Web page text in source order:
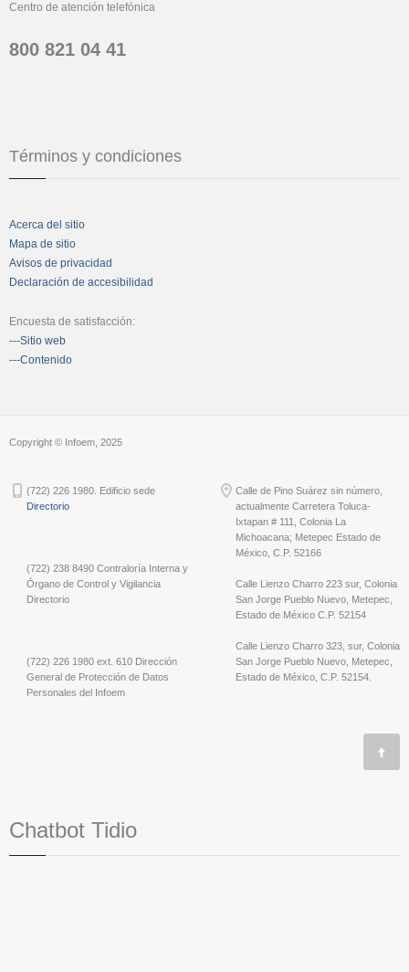
Centro de atención telefónica
800 821 04 41
Términos y condiciones
Acerca del sitio
Mapa de sitio
Avisos de privacidad
Declaración de accesibilidad
Encuesta de satisfacción:
---Sitio web
---Contenido
Copyright © Infoem, 2025
(722) 226 1980. Edificio sede
Directorio
(722) 238 8490 Contraloría Interna y
Órgano de Control y Vigilancia
Directorio
(722) 226 1980 ext. 610 Dirección
General de Protección de Datos
Personales del Infoem
Calle de Pino Suárez sin número,
actualmente Carretera Toluca-
Ixtapan # 111, Colonia La
Michoacana; Metepec Estado de
México, C.P. 52166
Calle Lienzo Charro 223 sur, Colonia
San Jorge Pueblo Nuevo, Metepec,
Estado de México C.P. 52154
Calle Lienzo Charro 323, sur, Colonia
San Jorge Pueblo Nuevo, Metepec,
Estado de México, C.P. 52154.
Chatbot Tidio